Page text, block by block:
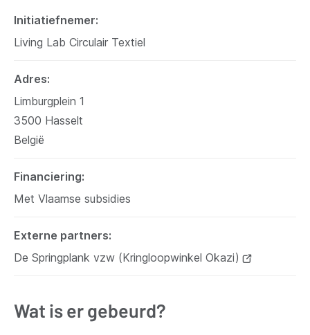
Initiatiefnemer
Living Lab Circulair Textiel
Adres
Limburgplein 1
3500 Hasselt
België
Financiering
Met Vlaamse subsidies
Externe partners
De Springplank vzw (Kringloopwinkel Okazi)
Wat is er gebeurd?